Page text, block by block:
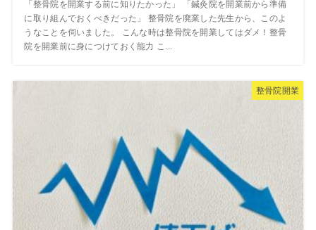
「整骨院を開業する前に知りたかった」 「鍼灸院を開業前から準備
に取り組んでおくべきだった」 整骨院を廃業した先生から、このよ
うなことを伺いました。 こんな時は整骨院を開業してはダメ！整骨
院を開業前に身につけておく能力 こ...
整骨院開業